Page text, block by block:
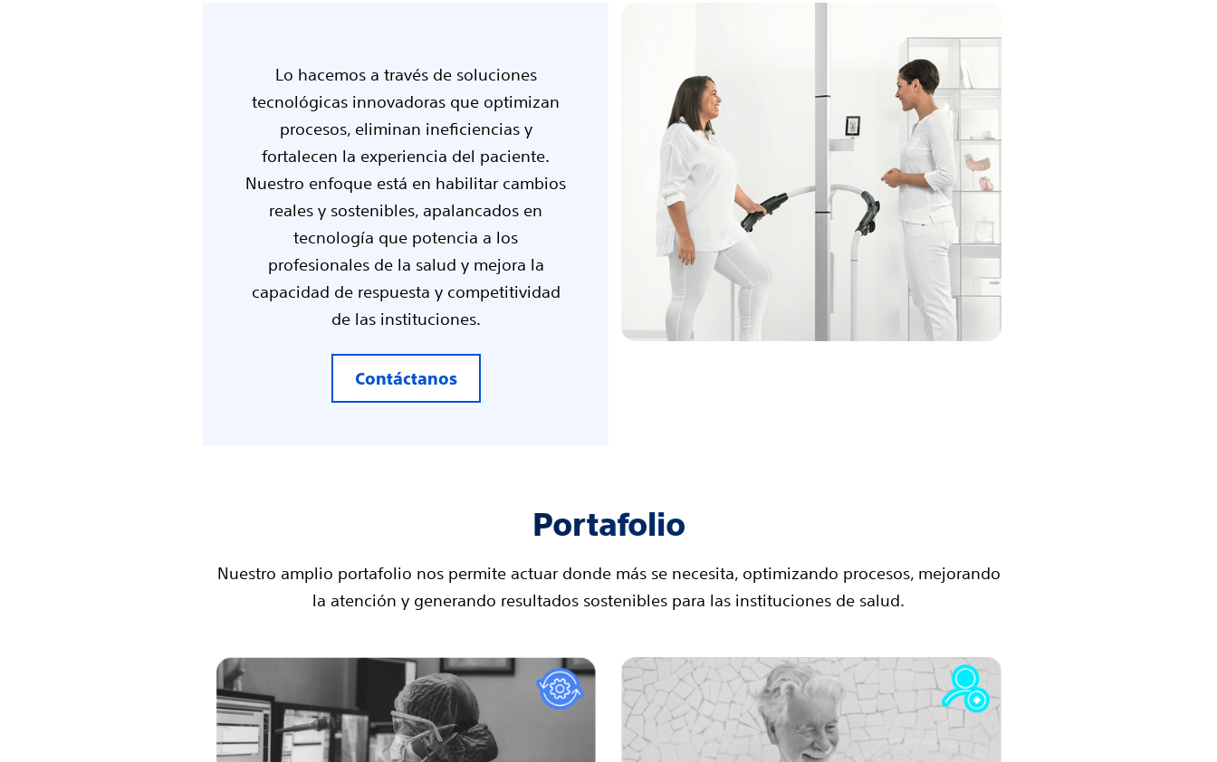
Lo hacemos a través de soluciones
tecnológicas innovadoras que optimizan
procesos, eliminan ineficiencias y
fortalecen la experiencia del paciente.
Nuestro enfoque está en habilitar cambios
reales y sostenibles, apalancados en
tecnología que potencia a los
profesionales de la salud y mejora la
capacidad de respuesta y competitividad
de las instituciones.
Contáctanos
Portafolio
Nuestro amplio portafolio nos permite actuar donde más se necesita, optimizando procesos, mejorando
la atención y generando resultados sostenibles para las instituciones de salud.